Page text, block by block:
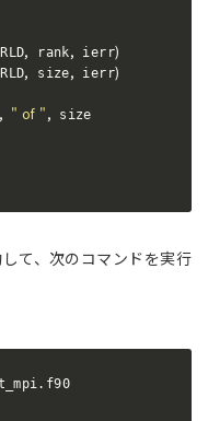
, rank, ierr)
, size, ierr)
, " of ", size
て、次のコマンドを実行